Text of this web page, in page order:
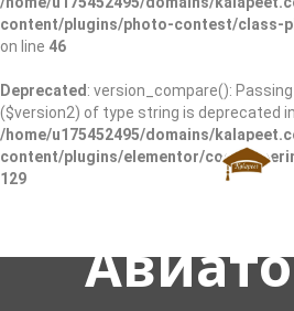
content/plugins/photo-contest/class-
on line 46
Deprecated : version_compare():
($version2) of type string is deprecated in
/home/u175452495/domains/
content/plugins/elementor/core/
129